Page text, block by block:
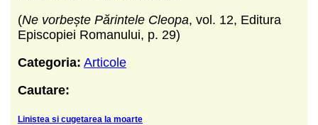
(Ne vorbește Părintele Cleopa, vol. 12, Editura
Episcopiei Romanului, p. 29)
Categoria: Articole
Cautare:
Linistea si cugetarea la moarte